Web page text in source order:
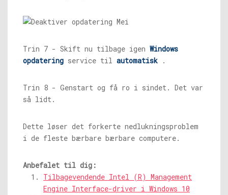
Trin 7 - Skift nu tilbage igen Windows
opdatering service til automatisk .
Trin 8 - Genstart og få ro i sindet. Det var
så lidt.
Dette løser det forkerte nedlukningsproblem
i de fleste bærbare bærbare computere.
Anbefalet til dig:
Tilbagevendende Intel (R) Management
Engine Interface-driver i Windows 10